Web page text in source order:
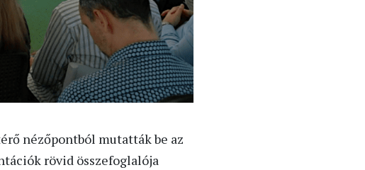
nézőpontból mutatták be az
rövid összefoglalója